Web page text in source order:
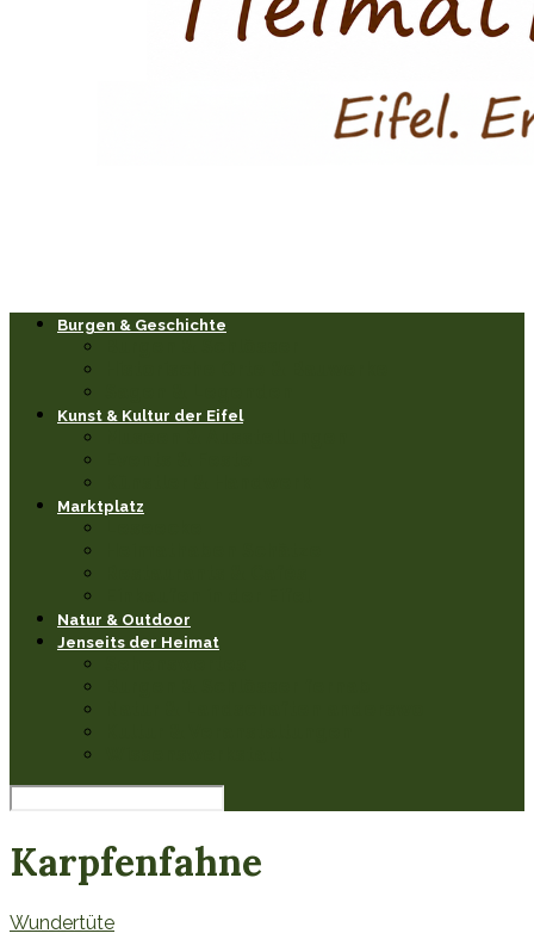
Burgen & Geschichte
Kunst & Kultur der Eifel
Marktplatz
Natur & Outdoor
Jenseits der Heimat
Karpfenfahne
Wundertüte